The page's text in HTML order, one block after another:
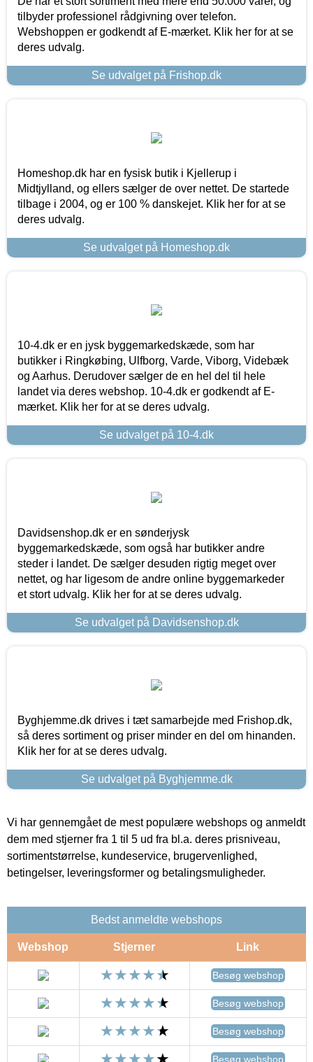
tilbyder professionel rådgivning over telefon.
Webshoppen er godkendt af E-mærket. Klik her for at se
deres udvalg.
Se udvalget på Frishop.dk
Homeshop.dk har en fysisk butik i Kjellerup i
Midtjylland, og ellers sælger de over nettet. De startede
tilbage i 2004, og er 100 % danskejet. Klik her for at se
deres udvalg.
Se udvalget på Homeshop.dk
10-4.dk er en jysk byggemarkedskæde, som har
butikker i Ringkøbing, Ulfborg, Varde, Viborg, Videbæk
og Aarhus. Derudover sælger de en hel del til hele
landet via deres webshop. 10-4.dk er godkendt af E-
mærket. Klik her for at se deres udvalg.
Se udvalget på 10-4.dk
Davidsenshop.dk er en sønderjysk
byggemarkedskæde, som også har butikker andre
steder i landet. De sælger desuden rigtig meget over
nettet, og har ligesom de andre online byggemarkeder
et stort udvalg. Klik her for at se deres udvalg.
Se udvalget på Davidsenshop.dk
Byghjemme.dk drives i tæt samarbejde med Frishop.dk,
så deres sortiment og priser minder en del om hinanden.
Klik her for at se deres udvalg.
Se udvalget på Byghjemme.dk
Vi har gennemgået de mest populære webshops og anmeldt
dem med stjerner fra 1 til 5 ud fra bl.a. deres prisniveau,
sortimentstørrelse, kundeservice, brugervenlighed,
betingelser, leveringsformer og betalingsmuligheder.
Bedst anmeldte webshops
Webshop Stjerner Link
Besøg webshop
Besøg webshop
Besøg webshop
Besøg webshop